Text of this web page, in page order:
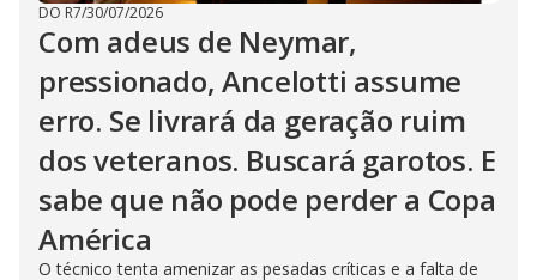
DO R7/30/07/2026
Com adeus de Neymar,
pressionado, Ancelotti assume
erro. Se livrará da geração ruim
dos veteranos. Buscará garotos. E
sabe que não pode perder a Copa
América
O técnico tenta amenizar as pesadas críticas e a falta de